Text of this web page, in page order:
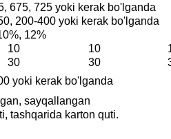
675, 725 yoki kerak bo'lganda
200-400 yoki kerak bo'lganda
12%
10 10
30 30
yoki kerak bo'lganda
sayqallangan
tashqarida karton quti.